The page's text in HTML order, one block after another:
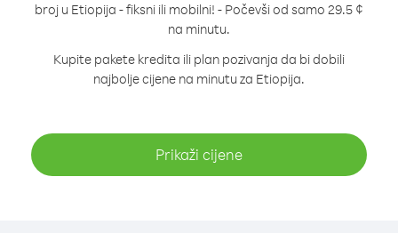
broj u Etiopija - fiksni ili mobilni! - Počevši od samo 29.5 ¢
na minutu.
Kupite pakete kredita ili plan pozivanja da bi dobili
najbolje cijene na minutu za Etiopija.
Prikaži cijene